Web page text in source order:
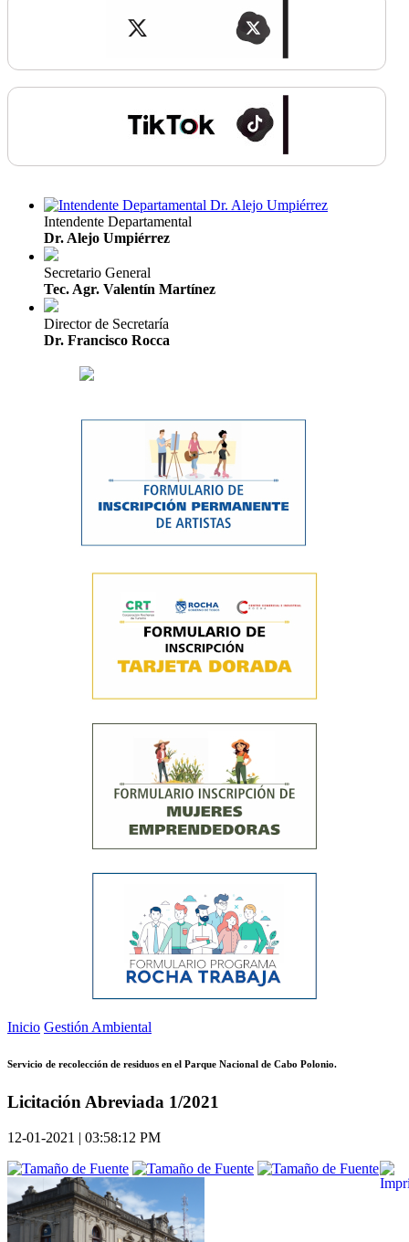
Intendente Departamental
Dr. Alejo Umpiérrez
Secretario General
Tec. Agr. Valentín Martínez
Director de Secretaría
Dr. Francisco Rocca
Inicio Gestión Ambiental
Servicio de recolección de residuos en el Parque Nacional de Cabo Polonio.
Licitación Abreviada 1/2021
12-01-2021 | 03:58:12 PM